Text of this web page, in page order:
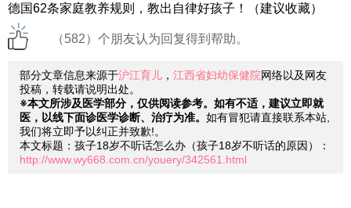
德国62条家庭教养规则，教出自律好孩子！（建议收藏）
（582）个朋友认为回复得到帮助。
部分文章信息来源于沪江育儿 ， 江西省妇幼保健院网络以及网友
投稿，转载请说明出处。
※本文所涉及医学部分，仅供阅读参考。如有不适，建议立即就
医，以线下面诊医学诊断、治疗为准。 如有冒犯请直接联系本站,
我们将立即予以纠正并致歉!。
本文标题：孩子18岁不听话怎么办（孩子18岁不听话的原因）：
http://www.wy668.com.cn/youery/342561.html